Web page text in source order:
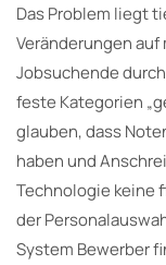
Das Problem liegt
Veränderungen
Jobsuchende
feste Kategorien
glauben, dass
haben und
Technologie keine
der
System Bewerber